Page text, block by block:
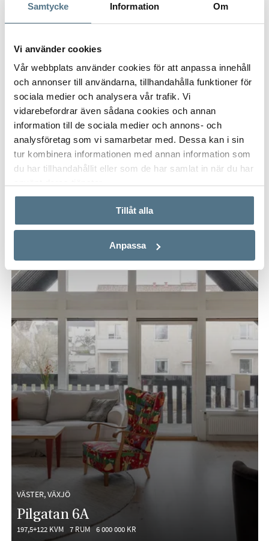
Samtycke Information Om
Vi använder cookies
Vår webbplats använder cookies för att anpassa innehåll
och annonser till användarna, tillhandahålla funktioner för
sociala medier och analysera vår trafik. Vi
vidarebefordrar även sådana cookies och annan
information till de sociala medier och annons- och
analysföretag som vi samarbetar med. Dessa kan i sin
tur kombinera informationen med annan information som
du har tillhandahållit eller som de har samlat in när du har
Tillåt alla
Anpassa
VÄSTER, VÄXJÖ
Anteliigatan 7E
36 KVM 1 RUM 1 050 000 KR
VÄSTER, VÄXJÖ
Pilgatan 6A
197,5+122 KVM 7 RUM 6 000 000 KR